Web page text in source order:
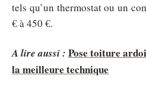
tels qu’un thermostat ou un
€ à 450 €.
A lire aussi : Pose toiture
la meilleure technique